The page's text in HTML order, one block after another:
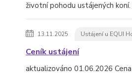
životní pohodu ustájených koní.
13.11.2025 Ustájení u EQUI
Ceník ustájení
aktualizováno 01.06.2026